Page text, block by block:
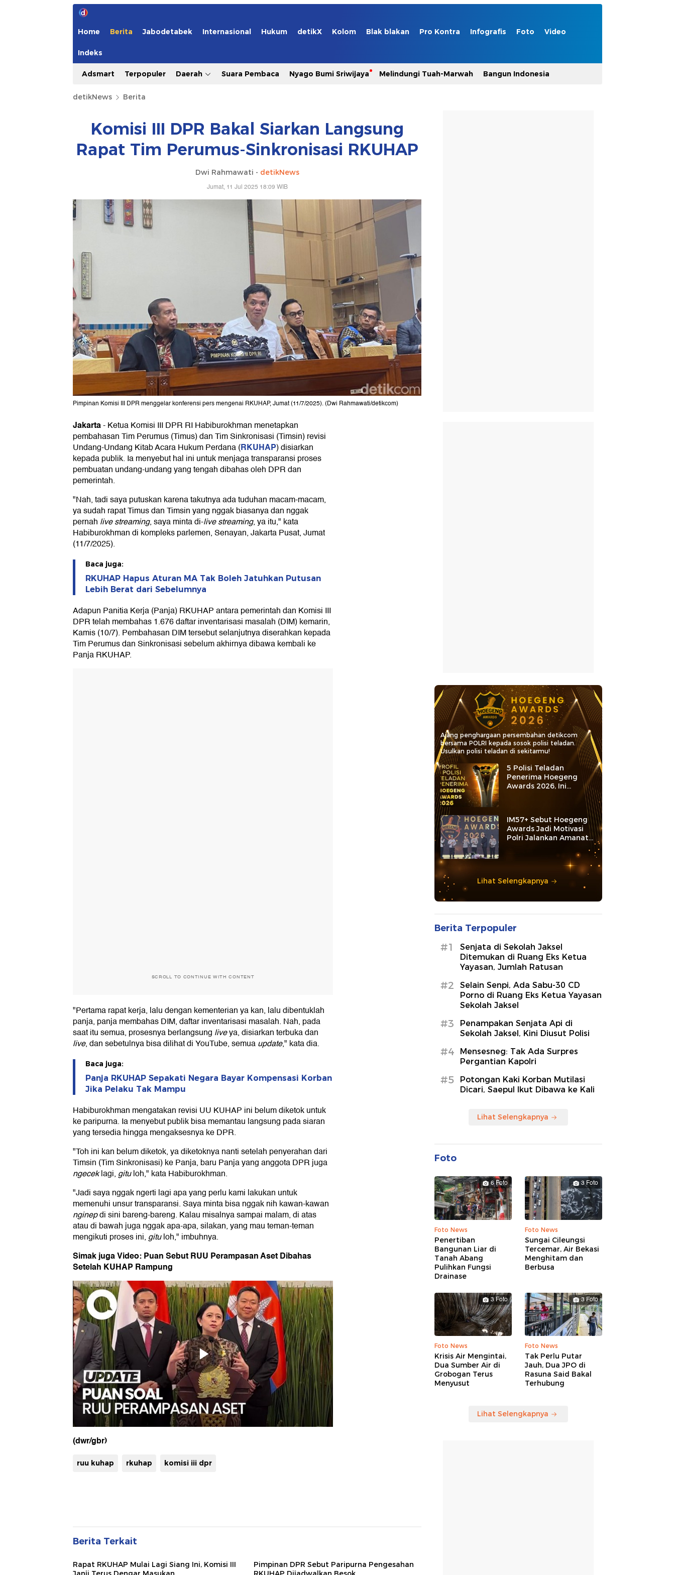
Home Berita Jabodetabek Internasional Hukum detikX Kolom Blak blakan Pro Kontra Infografis Foto Video
Indeks
Adsmart Terpopuler Daerah Suara Pembaca Nyago Bumi Sriwijaya Melindungi Tuah-Marwah Bangun Indonesia
detikNews Berita
Komisi III DPR Bakal Siarkan Langsung
Rapat Tim Perumus-Sinkronisasi RKUHAP
Dwi Rahmawati - detikNews
Jumat, 11 Jul 2025 18:09 WIB
Pimpinan Komisi III DPR menggelar konferensi pers mengenai RKUHAP, Jumat (11/7/2025). (Dwi Rahmawati/detikcom)
Jakarta-Ketua Komisi III DPR RI Habiburokhman menetapkan
pembahasan Tim Perumus (Timus) dan Tim Sinkronisasi (Timsin) revisi
Undang-Undang Kitab Acara Hukum Perdana (RKUHAP) disiarkan
kepada publik. Ia menyebut hal ini untuk menjaga transparansi proses
pembuatan undang-undang yang tengah dibahas oleh DPR dan
pemerintah.
"Nah, tadi saya putuskan karena takutnya ada tuduhan macam-macam,
ya sudah rapat Timus dan Timsin yang nggak biasanya dan nggak
pernah live streaming, saya minta di-live streaming, ya itu," kata
Habiburokhman di kompleks parlemen, Senayan, Jakarta Pusat, Jumat
(11/7/2025).
Baca juga:
RKUHAP Hapus Aturan MA Tak Boleh Jatuhkan Putusan
Lebih Berat dari Sebelumnya
Adapun Panitia Kerja (Panja) RKUHAP antara pemerintah dan Komisi III
DPR telah membahas 1.676 daftar inventarisasi masalah (DIM) kemarin,
Kamis (10/7). Pembahasan DIM tersebut selanjutnya diserahkan kepada
Tim Perumus dan Sinkronisasi sebelum akhirnya dibawa kembali ke
Panja RKUHAP.
SCROLL TO CONTINUE WITH CONTENT
"Pertama rapat kerja, lalu dengan kementerian ya kan, lalu dibentuklah
panja, panja membahas DIM, daftar inventarisasi masalah. Nah, pada
saat itu semua, prosesnya berlangsung liveya, disiarkan terbuka dan
live, dan sebetulnya bisa dilihat di YouTube, semuaupdate," kata dia.
Baca juga:
Panja RKUHAP Sepakati Negara Bayar Kompensasi Korban
Jika Pelaku Tak Mampu
Habiburokhman mengatakan revisi UU KUHAP ini belum diketok untuk
ke paripurna. Ia menyebut publik bisa memantau langsung pada siaran
yang tersedia hingga mengaksesnya ke DPR.
"Toh ini kan belum diketok, ya diketoknya nanti setelah penyerahan dari
Timsin (Tim Sinkronisasi) ke Panja, baru Panja yang anggota DPR juga
ngeceklagi,gituloh," kata Habiburokhman.
"Jadi saya nggak ngerti lagi apa yang perlu kami lakukan untuk
memenuhi unsur transparansi. Saya minta bisa nggak nih kawan-kawan
nginepdi sini bareng-bareng. Kalau misalnya sampai malam, di atas
atau di bawah juga nggak apa-apa, silakan, yang mau teman-teman
mengikuti proses ini,gituloh," imbuhnya.
Simak juga Video: Puan Sebut RUU Perampasan Aset Dibahas
Setelah KUHAP Rampung
(dwr/gbr)
ruu kuhap rkuhap komisi iii dpr
Berita Terkait
Rapat RKUHAP Mulai Lagi Siang Ini, Komisi III
Pimpinan DPR Sebut Paripurna Pengesahan
Ajang penghargaan persembahan detikcom
bersama POLRI kepada sosok polisi teladan.
Usulkan polisi teladan di sekitarmu!
5 Polisi Teladan
Penerima Hoegeng
Awards 2026, Ini
Kategori dan Kiprahnya
IM57+ Sebut Hoegeng
Awards Jadi Motivasi
Polri Jalankan Amanat
Lihat Selengkapnya
Berita Terpopuler
#1
Senjata di Sekolah Jaksel
Ditemukan di Ruang Eks Ketua
Yayasan, Jumlah Ratusan
#2
Selain Senpi, Ada Sabu-30 CD
Porno di Ruang Eks Ketua Yayasan
Sekolah Jaksel
#3
Penampakan Senjata Api di
Sekolah Jaksel, Kini Diusut Polisi
#4
Mensesneg: Tak Ada Surpres
Pergantian Kapolri
#5
Potongan Kaki Korban Mutilasi
Dicari, Saepul Ikut Dibawa ke Kali
Lihat Selengkapnya
Foto
6 Foto
Foto News
Penertiban
Bangunan Liar di
Tanah Abang
Pulihkan Fungsi
Drainase
3 Foto
Foto News
Sungai Cileungsi
Tercemar, Air Bekasi
Menghitam dan
Berbusa
3 Foto
Foto News
Krisis Air Mengintai,
Dua Sumber Air di
Grobogan Terus
Menyusut
3 Foto
Foto News
Tak Perlu Putar
Jauh, Dua JPO di
Rasuna Said Bakal
Terhubung
Lihat Selengkapnya